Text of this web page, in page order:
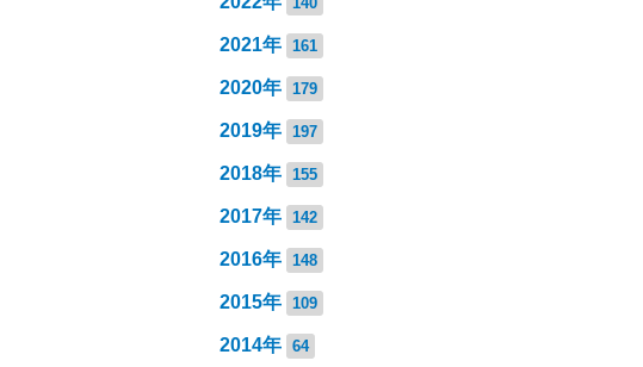
2021年 161
2020年 179
2019年 197
2018年 155
2017年 142
2016年 148
2015年 109
2014年 64